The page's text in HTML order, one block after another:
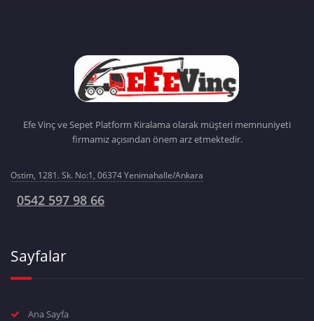
Efe Vinç ve Sepet Platform Kiralama olarak müşteri memnuniyeti
firmamız açısından önem arz etmektedir.
Ostim, 1281. Sk. No:1, 06374 Yenimahalle/Ankara
0542 597 98 66
Sayfalar
Ana Sayfa